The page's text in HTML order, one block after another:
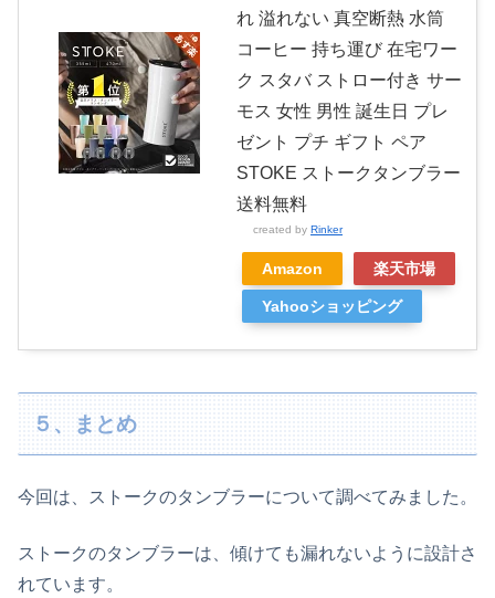
れ 溢れない 真空断熱 水筒
コーヒー 持ち運び 在宅ワー
ク スタバ ストロー付き サー
モス 女性 男性 誕生日 プレ
ゼント プチ ギフト ペア
STOKE ストークタンブラー
送料無料
created by Rinker
Amazon 楽天市場
Yahooショッピング
５、まとめ
今回は、ストークのタンブラーについて調べてみました。
ストークのタンブラーは、傾けても漏れないように設計さ
れています。